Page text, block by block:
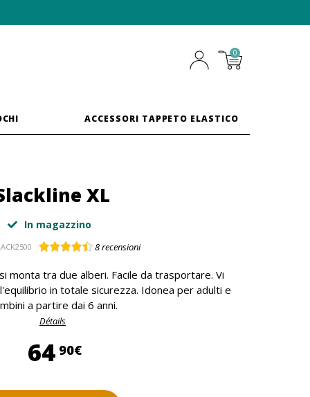
0
ACCESSORI TAPPETO ELASTICO
XL
In magazzino
8recensioni
monta tra due alberi. Facile da trasportare. Vi
in totale sicurezza. Idonea per adulti e
a partire dai 6 anni.
Détails
64 90€64,90 €